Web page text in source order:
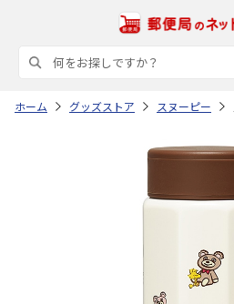
ホーム グッズストア スヌーピー